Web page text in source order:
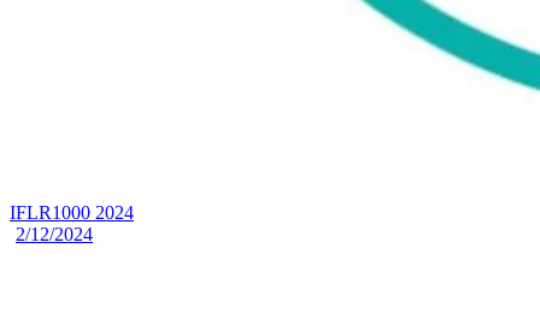
IFLR1000 2024
2/12/2024